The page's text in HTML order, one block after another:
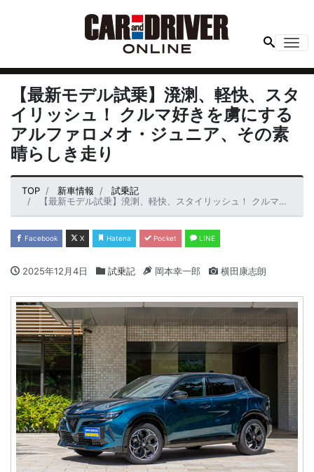
【最新モデル試乗】溌溂、軽快、スタ
イリッシュ！ クルマ好きを虜にする
アルファロメオ・ジュニア、その素
晴らしき走り
TOP 新車情報
試乗記
【最新モデル試乗】溌溂、軽快、スタイリッシュ！ クルマ好きを虜にするアルファロメオ・ジュニア、その素晴らしき走り
Facebook X Hatena Pocket LINE
2025年12月4日 試乗記 岡本幸一郎 横田康志朗